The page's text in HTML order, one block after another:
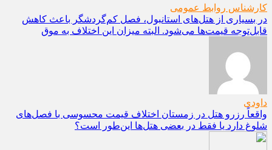
کارشناس روابط عمومی
در بسیاری از هتل‌های استانبول، فصل کم‌گردشگر باعث کاهش
قابل‌توجه قیمت‌ها می‌شود. البته میزان این اختلاف به موق
داودی
واقعاً رزرو هتل در زمستان اختلاف قیمت محسوسی با فصل‌های
شلوغ دارد یا فقط در بعضی هتل‌ها این‌طور است؟